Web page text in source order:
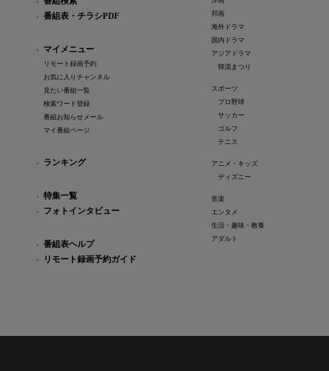
番組表・チラシPDF
マイメニュー
リモート録画予約
お気に入りチャンネル
見たい番組一覧
検索ワード登録
番組お知らせメール
マイ番組ページ
ランキング
特集一覧
フォトインタビュー
番組表ヘルプ
リモート録画予約ガイド
邦画
海外ドラマ
国内ドラマ
アジアドラマ
韓流まつり
スポーツ
プロ野球
サッカー
ゴルフ
テニス
アニメ・キッズ
ディズニー
音楽
エンタメ
生活・趣味・教養
アダルト